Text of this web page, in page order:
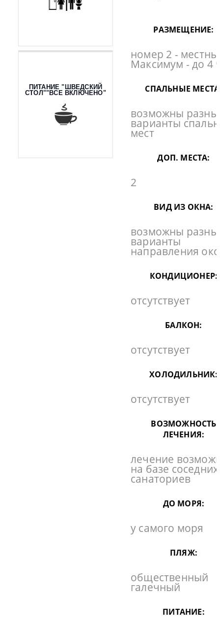
ПИТАНИЕ "ШВЕДСКИЙ
СТОЛ""ВСЕ ВКЛЮЧЕНО"
РАЗМЕЩЕНИЕ:
номер 2 -
Максимум - до 4
СПАЛЬНЫЕ
возможны
варианты
мест
ДОП. МЕСТА:
2
ВИД ИЗ ОКНА:
возможны
варианты
направления
КОНДИЦИОНЕР:
отсутствует
БАЛКОН:
отсутствует
ХОЛОДИЛЬНИК:
отсутствует
ВОЗМОЖНОСТЬ
ЛЕЧЕНИЯ:
лечение
на базе соседних
санаториев
ДО МОРЯ:
у самого моря
ПЛЯЖ:
общественный
галечный
ПИТАНИЕ: